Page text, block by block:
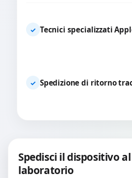
✓ Tecnici specializzati
✓ Spedizione di ritorno
Spedisci il dispositivo
laboratorio